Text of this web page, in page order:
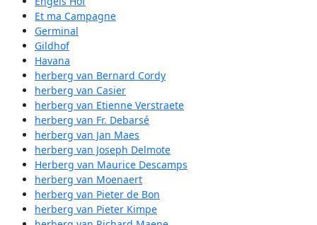
Et ma Campagne
Germinal
Gildhof
Havana
herberg van Bernard Cordy
herberg van Casier
herberg van Etienne Verstraete
herberg van Fr. Debarsé
herberg van Jan Maes
herberg van Joseph Delmote
Herberg van Maurice Descamps
herberg van Moenaert
herberg van Pieter de Bon
herberg van Pieter Kimpe